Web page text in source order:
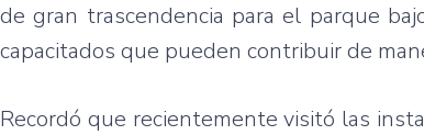
de gran trascendencia para el parque
capacitados que pueden contribuir de
Recordó que recientemente visitó las